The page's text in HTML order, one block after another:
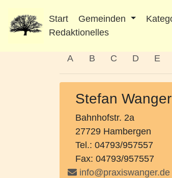
Start Gemeinden
Redaktionelles
A B C D E
Stefan
Bahnhofstr. 2a
27729 Hambergen
Tel.: 04793/957557
Fax: 04793/957557
info@praxiswanger.de